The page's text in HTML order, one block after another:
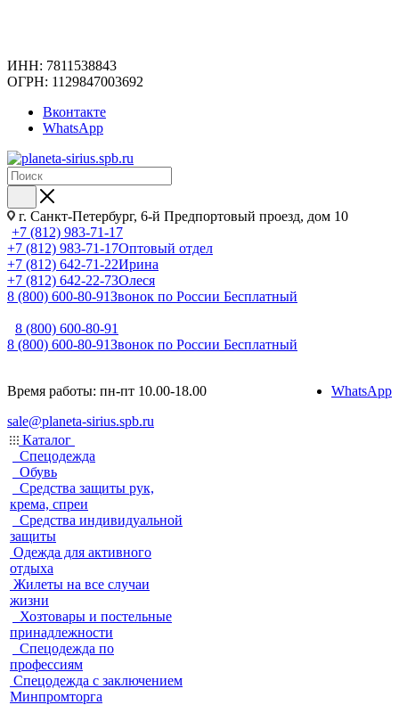
ИНН: 7811538843
ОГРН: 1129847003692
Вконтакте
WhatsApp
г. Санкт-Петербург, 6-й Предпортовый проезд, дом 10
+7 (812) 983-71-17
+7 (812) 983-71-17Оптовый отдел
+7 (812) 642-71-22Ирина
+7 (812) 642-22-73Олеся
8 (800) 600-80-91Звонок по России Бесплатный
8 (800) 600-80-91
8 (800) 600-80-91Звонок по России Бесплатный
Время работы: пн-пт 10.00-18.00
sale@planeta-sirius.spb.ru
WhatsApp
Каталог
Спецодежда
Обувь
Средства защиты рук,
крема, спреи
Средства индивидуальной
защиты
Одежда для активного
отдыха
Жилеты на все случаи
жизни
Хозтовары и постельные
принадлежности
Спецодежда по
профессиям
Спецодежда с заключением
Минпромторга